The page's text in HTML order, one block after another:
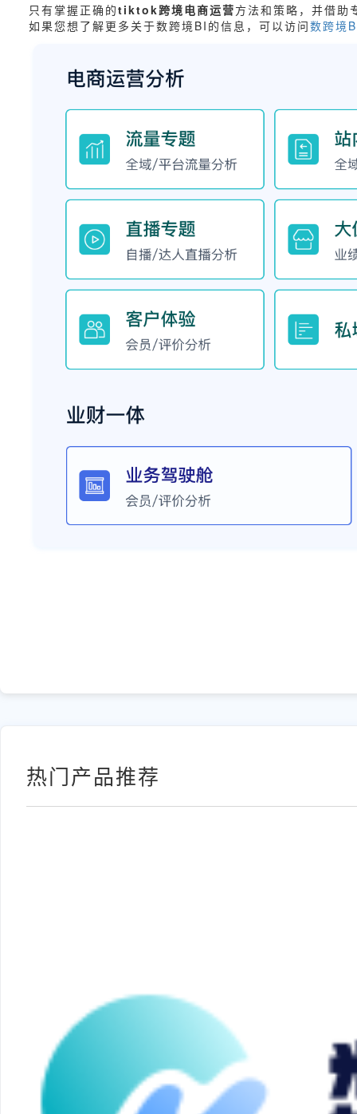
只有掌握正确的tiktok跨境电商运营方法和策略，并借助
如果您想了解更多关于数跨境BI的信息，可以访问数跨境
热门产品推荐